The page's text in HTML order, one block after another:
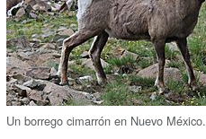
Un borrego cimarrón en Nuevo México.